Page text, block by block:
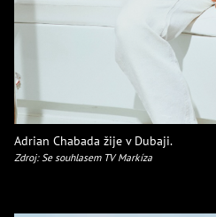
Adrian Chabada žije v Dubaji.
Zdroj: Se souhlasem TV Markíza